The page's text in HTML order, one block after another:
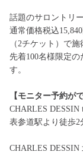
話題のサロントリ
通常価格税込
（2チケット）で
先着100名様限定
す。
【モニター予約が
CHARLES DESSIN
表参道駅より徒歩2
CHARLES DESSIN